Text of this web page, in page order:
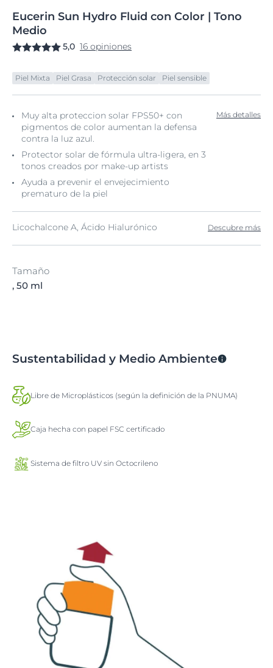
Eucerin Sun Hydro Fluid con Color | Tono
Medio
5,0 16 opiniones
Piel Mixta Piel Grasa Protección solar Piel sensible
Muy alta proteccion solar FPS50+ con
pigmentos de color aumentan la defensa
contra la luz azul.
Protector solar de fórmula ultra-ligera, en 3
tonos creados por make-up artists
Ayuda a prevenir el envejecimiento
prematuro de la piel
Más detalles
Licochalcone A, Ácido Hialurónico Descubre más
Tamaño
, 50 ml
Sustentabilidad y Medio Ambiente
Libre de Microplásticos (según la definición de la PNUMA)
Caja hecha con papel FSC certificado
Sistema de filtro UV sin Octocrileno